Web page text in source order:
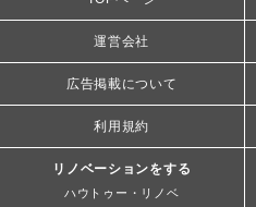
運営会社
広告掲載について
利用規約
リノベーションをする
ハウトゥー・リノベ